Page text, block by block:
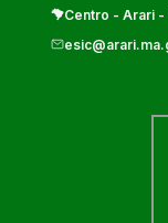
Centro - Arari-